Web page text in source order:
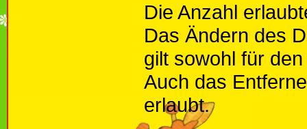
Die Anzahl
Das Ändern des
gilt sowohl für
Auch das
erlaubt.